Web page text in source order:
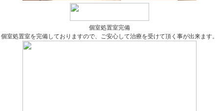
個室処置室完備
個室処置室を完備しておりますので、ご安心して治療を受けて頂く事が出来ます。